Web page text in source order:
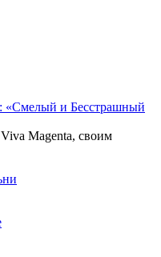
«Смелый и Бесстрашный
Magenta, своим